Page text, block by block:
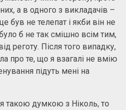
а в одного з викладачів –
був не телепат і якби він не
б не так смішно всім тим,
реготу. Після того випадку,
про те, що я взагалі не вмію
підуть мені на
такою думкою з Ніколь, то